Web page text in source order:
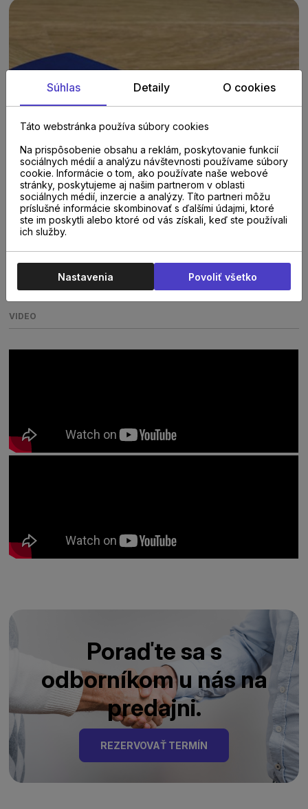
VIDEO
Poraďte sa s
odborníkom u nás na
predajni.
REZERVOVAŤ TERMÍN
Súhlas Detaily O cookies
Táto webstránka používa súbory cookies
Na prispôsobenie obsahu a reklám, poskytovanie funkcií
sociálnych médií a analýzu návštevnosti používame súbory
cookie. Informácie o tom, ako používate naše webové
stránky, poskytujeme aj našim partnerom v oblasti
sociálnych médií, inzercie a analýzy. Títo partneri môžu
príslušné informácie skombinovať s ďalšími údajmi, ktoré
ste im poskytli alebo ktoré od vás získali, keď ste používali
ich služby.
Nastavenia Povoliť všetko